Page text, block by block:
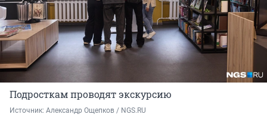
Подросткам проводят экскурсию
Источник: Александр Ощепков / NGS.RU